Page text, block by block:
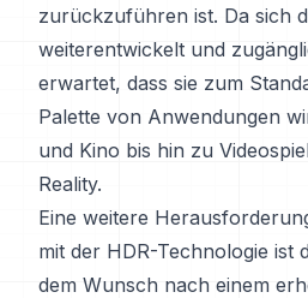
zurückzuführen ist. Da sich
weiterentwickelt und
erwartet, dass sie zum
Palette von Anwendungen
und Kino bis hin zu
Reality.
Eine weitere
mit der HDR-Technologie ist
dem Wunsch nach einem